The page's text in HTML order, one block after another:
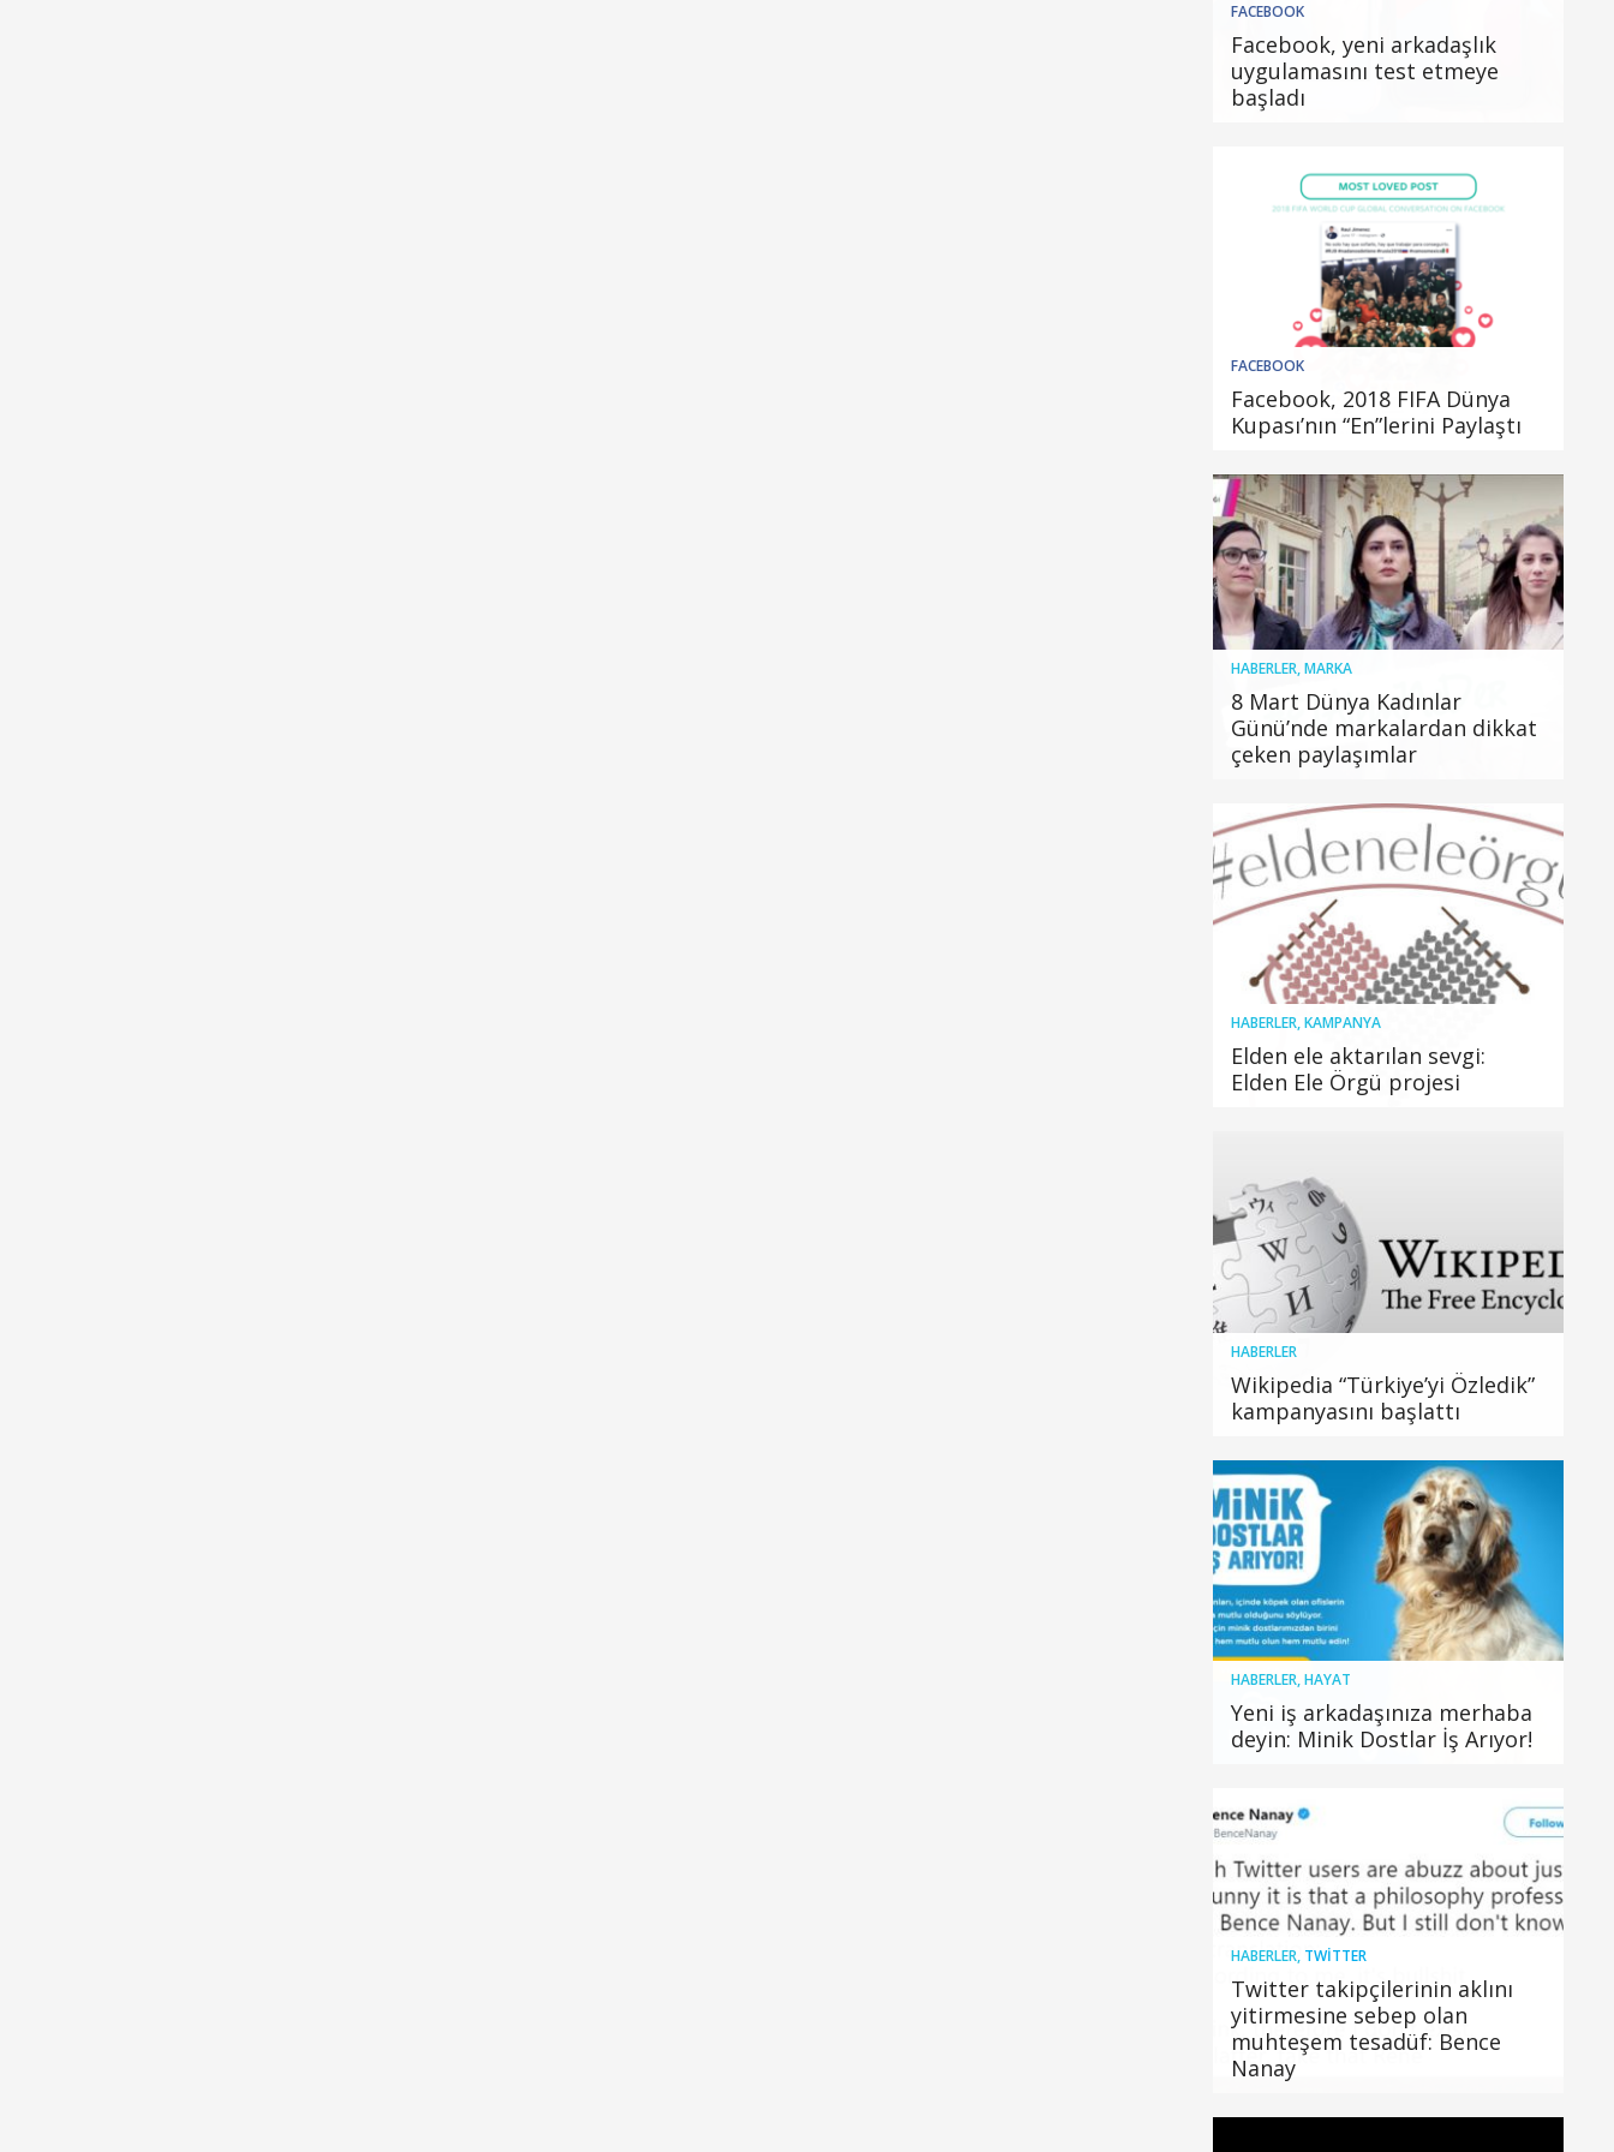
FACEBOOK
Facebook, yeni arkadaşlık
uygulamasını test etmeye
başladı
FACEBOOK
Facebook, 2018 FIFA Dünya
Kupası’nın “En”lerini Paylaştı
HABERLER,MARKA
8 Mart Dünya Kadınlar
Günü’nde markalardan dikkat
çeken paylaşımlar
HABERLER,KAMPANYA
Elden ele aktarılan sevgi:
Elden Ele Örgü projesi
HABERLER
Wikipedia “Türkiye’yi Özledik”
kampanyasını başlattı
HABERLER,HAYAT
Yeni iş arkadaşınıza merhaba
deyin: Minik Dostlar İş Arıyor!
HABERLER, TWITTER
Twitter takipçilerinin aklını
yitirmesine sebep olan
muhteşem tesadüf: Bence
Nanay